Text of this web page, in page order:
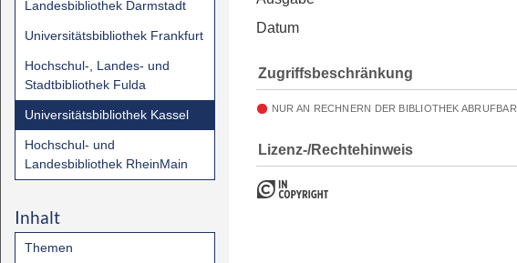
Landesbibliothek Darmstadt
Universitätsbibliothek Frankfurt
Hochschul-, Landes- und
Stadtbibliothek Fulda
Universitätsbibliothek Kassel
Hochschul- und
Landesbibliothek RheinMain
Inhalt
Themen
Datum
Zugriffsbeschränkung
NUR AN RECHNERN DER BIBLIOTHEK ABRUFBAR
Lizenz-/Rechtehinweis